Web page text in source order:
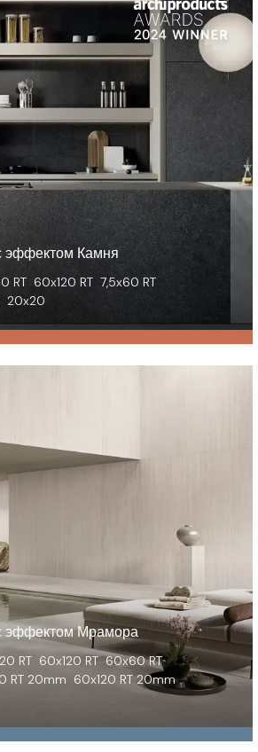
эффектом Камня
RT 60x120 RT 7,5x60 RT
20x20
эффектом Мрамора
RT 60x120 RT 60x60 RT
RT 20mm 60x120 RT 20mm